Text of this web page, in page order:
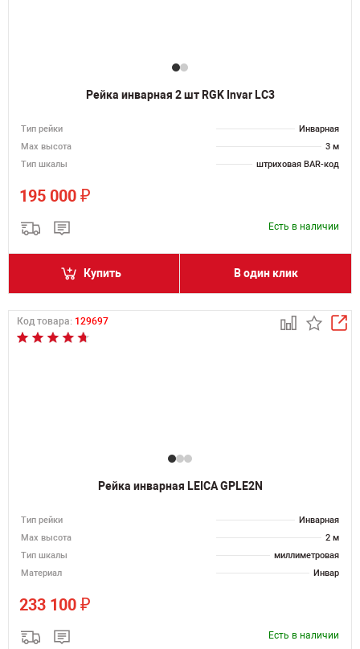
Рейка инварная 2 шт RGK Invar LC3
Тип рейки
Инварная
Мах высота
3 м
Тип шкалы
штриховая BAR-код
195 000 ₽
Есть в наличии
Купить В один клик
Код товара: 129697
Рейка инварная LEICA GPLE2N
Тип рейки
Инварная
Мах высота
2 м
Тип шкалы
миллиметровая
Материал
Инвар
233 100 ₽
Есть в наличии